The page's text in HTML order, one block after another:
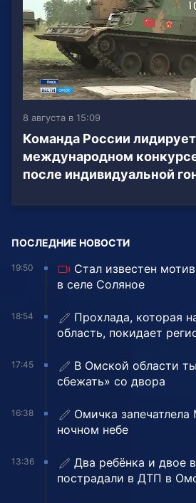
8 августа в 15:09
Команда России
международном
после индивидуальной
ПОСЛЕДНИЕ НОВОСТИ
19:50
Стал известен
в селе Соляное
18:54
Прохлада, которая
область, покидает
17:45
В Омской области
сбежать» со двора
16:38
Омичка
ночном небе
13:36
Два ребёнка и двое
пострадали в ДТП в